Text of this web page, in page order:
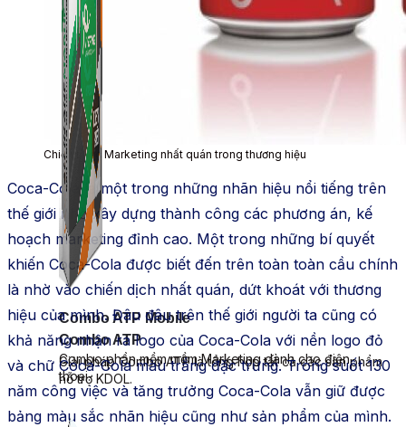
Combo ATP
Giải pháp Combo ATP là tổng hợp tất cả các sản phẩm
hỗ trợ KDOL.
Combo ATP Mobile
Combo phần mềm mềm Marketing dành cho điện
thoại.
Chiến Lược Marketing nhất quán trong thương hiệu
Coca-Cola là một trong những nhãn hiệu nổi tiếng trên
thế giới nhờ xây dựng thành công các phương án, kế
hoạch marketing đỉnh cao. Một trong những bí quyết
khiến Coca-Cola được biết đến trên toàn toàn cầu chính
là nhờ vào chiến dịch nhất quán, dứt khoát với thương
hiệu của mình. Đâu đâu trên thế giới người ta cũng có
khả năng nhận ra logo của Coca-Cola với nền logo đỏ
và chữ Coca-Cola màu trắng đặc trưng. Trong suốt 130
năm công việc và tăng trưởng Coca-Cola vẫn giữ được
bảng màu sắc nhãn hiệu cũng như sản phẩm của mình.